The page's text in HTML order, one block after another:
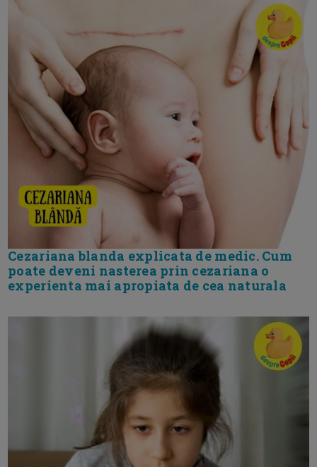
Cezariana blanda explicata de medic. Cum
poate deveni nasterea prin cezariana o
experienta mai apropiata de cea naturala